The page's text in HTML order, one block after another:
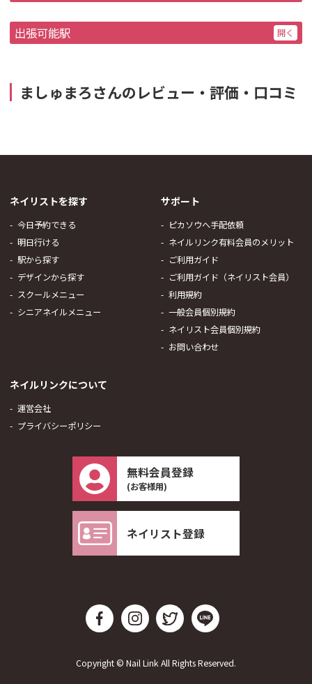
出張可能駅
ましゅまろさんのレビュー・評価・口コミ
ネイリストを探す
今日予約できる
明日行ける
駅から探す
デザインから探す
スクールメニュー
シニアネイルメニュー
サポート
ピカソウへ手配依頼
ネイルリンク有料会員のメリット
ご利用ガイド
ご利用ガイド（ネイリスト会員）
利用規約
一般会員個別規約
ネイリスト会員個別規約
お問い合わせ
ネイルリンクについて
運営会社
プライバシーポリシー
無料会員登録
(お客様用)
ネイリスト登録
Copyright © Nail Link All Rights Reserved.